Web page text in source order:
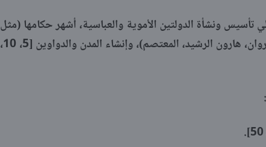
تأسيس ونشأة الدولتين الأموية والعباسية، أشهر حكامها (مثل
معاوية بن أبي سفيان، عبد الملك بن مروان، هارون الرشيد، المعتصم)، وإنشاء المدن والدواوين [5، 10،